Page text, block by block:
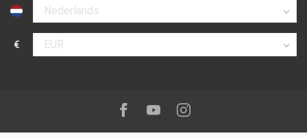
Selecteer taal
€
Selecteer valuta
Volg ons op:Facebook
YoutubeInstagram